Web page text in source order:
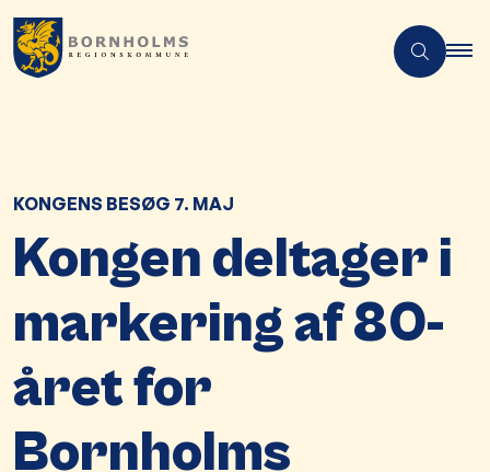
KONGENS BESØG 7. MAJ
Kongen deltager i
markering af 80-
året for
Bornholms